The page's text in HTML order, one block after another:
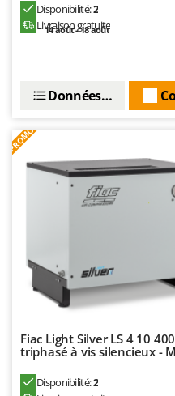
Disponibilité:2
Livraison gratuite
14 août - 18 août
Données techniques
PROMO
Fiac Light Silver LS 4 10
triphasé à vis silencieux -
Disponibilité:2